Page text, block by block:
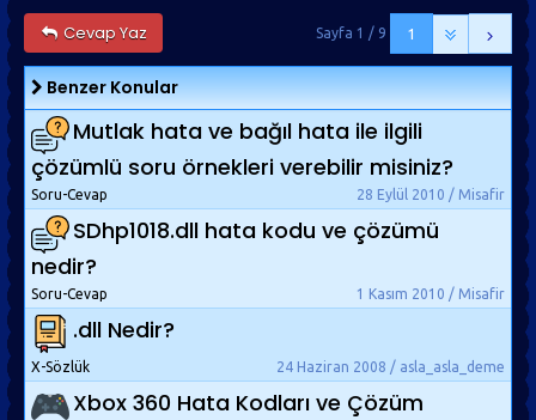
Cevap Yaz 1
Sayfa 1 / 9
Benzer Konular
Mutlak hata ve bağıl hata ile ilgili
çözümlü soru örnekleri verebilir misiniz?
28 Eylül 2010 / Misafir
Soru-Cevap
SDhp1018.dll hata kodu ve çözümü
nedir?
1 Kasım 2010 / Misafir
Soru-Cevap
.dll Nedir?
24 Haziran 2008 / asla_asla_deme
X-Sözlük
Xbox 360 Hata Kodları ve Çözüm